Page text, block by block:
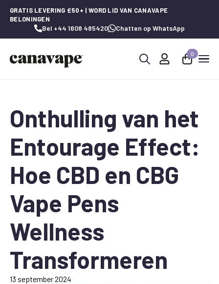
GRATIS LEVERING £50+ | WORD LID VAN CANAVAPE
BELONINGEN
Bel +44 1608 485420 Chatten op WhatsApp
0
Onthulling van het
Entourage Effect:
Hoe CBD en CBG
Vape Pens
Wellness
Transformeren
13 september 2024